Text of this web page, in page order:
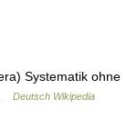
Systematik ohne
Deutsch Wikipedia